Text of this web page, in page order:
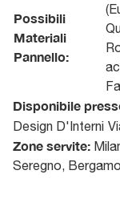
Possibili
Materiali
Pannello:
Disponibile
Design D'Interni
Zone servite:
Seregno,